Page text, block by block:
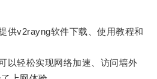
v2rayng软件下载、使用教程和
轻松实现网络加速、访问墙外